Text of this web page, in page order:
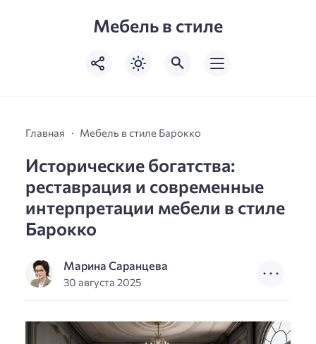
Мебель в стиле
Главная Мебель в стиле Барокко
Исторические богатства:
реставрация и современные
интерпретации мебели в стиле
Барокко
Марина Саранцева
30 августа 2025